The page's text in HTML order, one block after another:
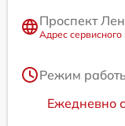
Проспект
Адрес
Режим
Ежедневно